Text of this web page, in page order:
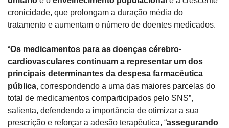
cronicidade, que prolongam a duração média do
tratamento e aumentam o número de doentes medicados.
“Os medicamentos para as doenças cérebro-
cardiovasculares continuam a representar um dos
principais determinantes da despesa farmacêutica
pública, correspondendo a uma das maiores parcelas do
total de medicamentos comparticipados pelo SNS”,
salienta, defendendo a importância de otimizar a sua
prescrição e reforçar a adesão terapêutica, “assegurando